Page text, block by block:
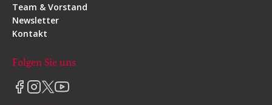
Team & Vorstand
Newsletter
Kontakt
Folgen Sie uns